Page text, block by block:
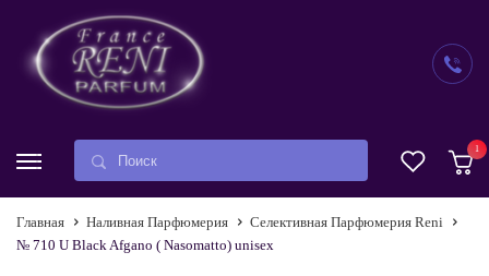
1
Главная Наливная Парфюмерия
Селективная Парфюмерия Reni
№ 710 U Black Afgano ( Nasomatto) unisex